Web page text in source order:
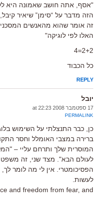
"אסף, אתה חושב שאמונה היא
הזה מדבר על “סימן” שיאיר
זה אומר שהוא מהאנשים
האלו לפי לוגיקה"
2+2=4
כל הכבוד
REPLY
יובל
17 ספטמבר 2008 at 22:23
PERMALINK
כן, כבר התנצלתי על השימוש
ברירה במצבי האומלל וחסר
המוסרית שלך ותרחם עליי –
לעולם הבא". מצד שני, זה משפט
הפסיכומטרי. אין לי מה לומר
לעשות.
and freedom from fear, and